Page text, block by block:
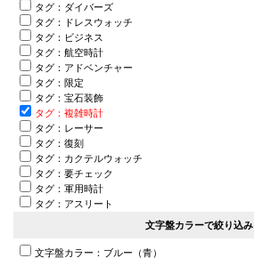
タグ：ダイバーズ
タグ：ドレスウォッチ
タグ：ビジネス
タグ：航空時計
タグ：アドベンチャー
タグ：限定
タグ：宝石装飾
タグ：複雑時計
タグ：レーサー
タグ：復刻
タグ：カクテルウォッチ
タグ：要チェック
タグ：軍用時計
タグ：アスリート
文字盤カラーで絞り込み
文字盤カラー：ブルー（青）